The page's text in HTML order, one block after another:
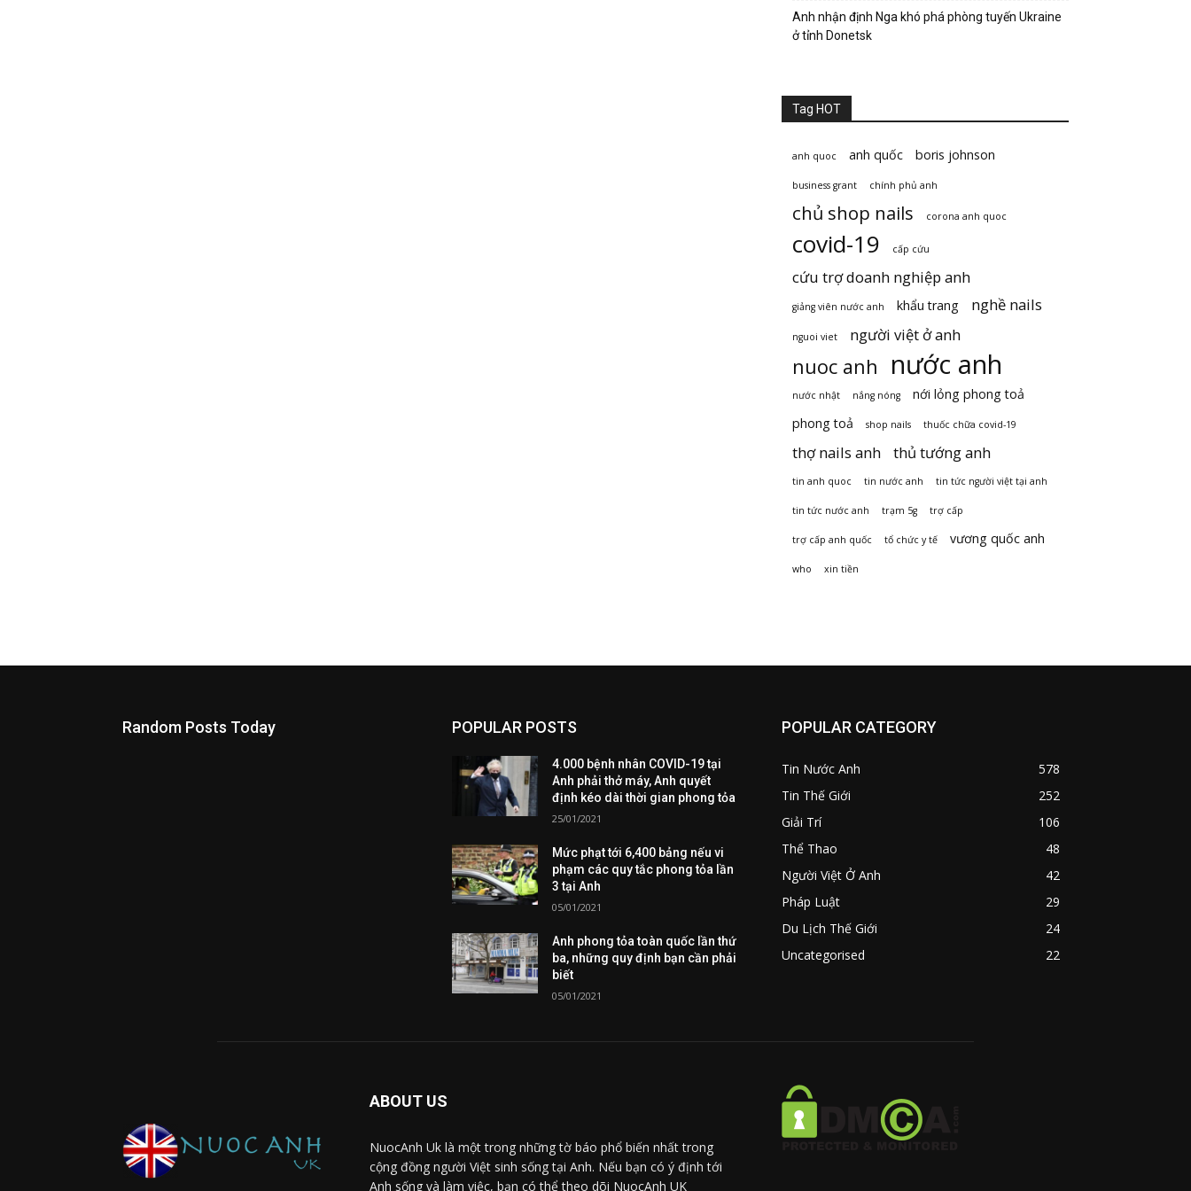
Anh nhận định Nga khó phá phòng tuyến Ukraine
ở tỉnh Donetsk
Tag HOT
anh quoc anh quốc boris johnson
business grant chính phủ anh
chủ shop nails corona anh quoc
covid-19 cấp cứu
cứu trợ doanh nghiệp anh
giảng viên nước anh khẩu trang nghề nails
nguoi viet người việt ở anh
nuoc anh nước anh
nước nhật nắng nóng
nới lỏng phong toả
phong toả
shop nails thuốc chữa covid-19
thợ nails anh thủ tướng anh
tin anh quoc tin nước anh tin tức người việt tại anh
tin tức nước anh trạm 5g trợ cấp
trợ cấp anh quốc tổ chức y tế vương quốc anh
who xin tiền
Random Posts Today POPULAR POSTS
4.000 bệnh nhân COVID-19 tại
Anh phải thở máy, Anh quyết
định kéo dài thời gian phong tỏa
25/01/2021
Mức phạt tới 6,400 bảng nếu vi
phạm các quy tắc phong tỏa lần
3 tại Anh
05/01/2021
Anh phong tỏa toàn quốc lần thứ
ba, những quy định bạn cần phải
biết
05/01/2021
POPULAR CATEGORY
Tin Nước Anh
578
Tin Thế Giới
252
Giải Trí
106
Thể Thao
48
Người Việt Ở Anh
42
Pháp Luật
29
Du Lịch Thế Giới
24
Uncategorised
22
ABOUT US
NuocAnh Uk là một trong những tờ báo phổ biến nhất trong
cộng đồng người Việt sinh sống tại Anh. Nếu bạn có ý định tới
Anh sống và làm việc, bạn có thể theo dõi NuocAnh UK